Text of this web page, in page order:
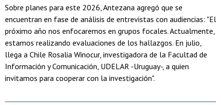
Sobre planes para este 2026, Antezana agregó que se
encuentran en fase de análisis de entrevistas con audiencias: "El
próximo año nos enfocaremos en grupos focales. Actualmente,
estamos realizando evaluaciones de los hallazgos. En julio,
llega a Chile Rosalia Winocur, investigadora de la Facultad de
Información y Comunicación, UDELAR -Uruguay-, a quien
invitamos para cooperar con la investigación".